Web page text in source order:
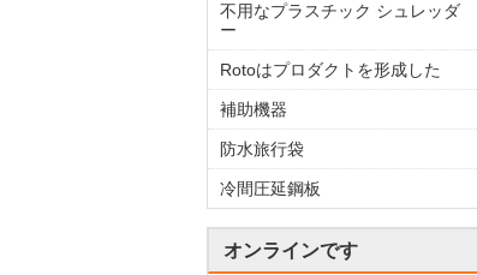
不用なプラスチック シュレッダ
ー
Rotoはプロダクトを形成した
補助機器
防水旅行袋
冷間圧延鋼板
オンラインです